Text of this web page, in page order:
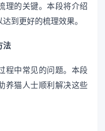
理的关键。本段将介绍
到更好的梳理效果。
法
程中常见的问题。本段
养猫人士顺利解决这些